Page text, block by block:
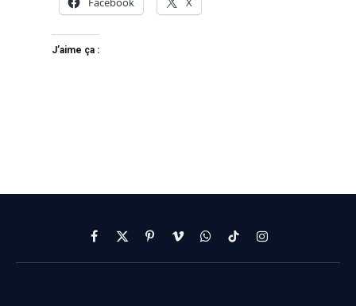
J’aime ça :
Facebook
X
(Twitter)
PinterestVimeoWhatsApp
TikTokInstagram